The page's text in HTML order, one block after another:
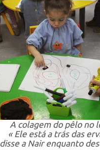
A colagem do pêlo no
« Ele está a trás das
disse a Nair enquanto